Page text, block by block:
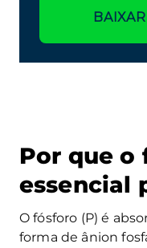
Por que o
essencial
O fósforo (P) é
forma de ânion